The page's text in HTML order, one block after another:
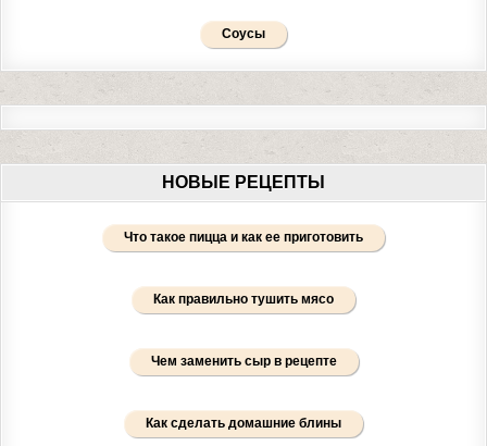
Соусы
НОВЫЕ РЕЦЕПТЫ
Что такое пицца и как ее приготовить
Как правильно тушить мясо
Чем заменить сыр в рецепте
Как сделать домашние блины